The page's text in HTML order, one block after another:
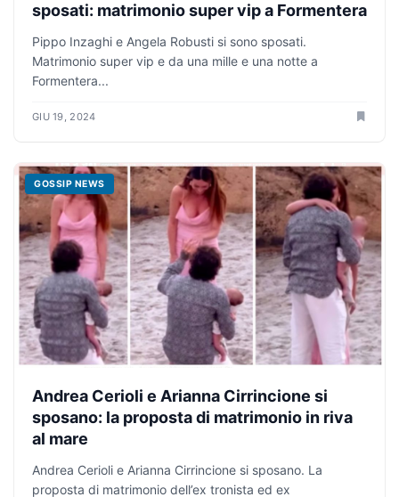
sposati: matrimonio super vip a Formentera
Pippo Inzaghi e Angela Robusti si sono sposati.
Matrimonio super vip e da una mille e una notte a
Formentera...
GIU 19, 2024
GOSSIP NEWS
Andrea Cerioli e Arianna Cirrincione si
sposano: la proposta di matrimonio in riva
al mare
Andrea Cerioli e Arianna Cirrincione si sposano. La
proposta di matrimonio dell’ex tronista ed ex